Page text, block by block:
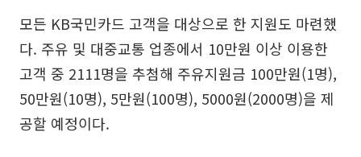
모든 KB국민카드 고객을 대상으로 한 지원도 마련했
다. 주유 및 대중교통 업종에서 10만원 이상 이용한
고객 중 2111명을 추첨해 주유지원금 100만원(1명),
50만원(10명), 5만원(100명), 5000원(2000명)을 제
공할 예정이다.